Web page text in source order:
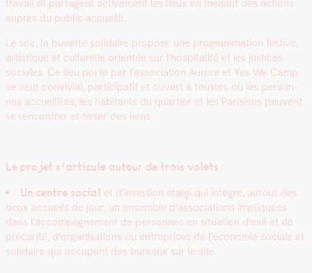
tra­vail et parta­gent active­ment les lieux en menant des actions
auprès du pub­lic accueil­li.
Le soir, la buvette sol­idaire pro­pose une pro­gram­ma­tion fes­tive,
artis­tique et cul­turelle ori­en­tée sur l’hospitalité et les jus­tices
sociales. Ce lieu porté par l’association Aurore et Yes We Camp
se veut con­vivial, par­tic­i­patif et ouvert à tou­stes où les per­son­
nes accueilli.es, les habi­tants du quarti­er et les Parisiens peu­vent
se ren­con­tr­er et tiss­er des liens.
Le pro­jet s’articule autour de trois volets :
Un cen­tre social et d’insertion élar­gi qui intè­gre, autour des
deux accueils de jour, un ensem­ble d’associations impliquées
dans l’accompagnement de per­son­nes en sit­u­a­tion d’exil et de
pré­car­ité, d’organisations ou entre­pris­es de l’économie sociale et
sol­idaire qui occu­pent des bureaux sur le site.